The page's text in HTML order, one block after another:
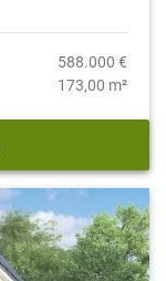
588.000 €
173,00 m²